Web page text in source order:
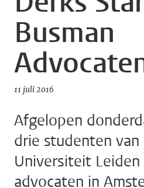
Busman
11 juli 2016
Afgelopen
drie studenten van
Universiteit Leiden
advocaten in